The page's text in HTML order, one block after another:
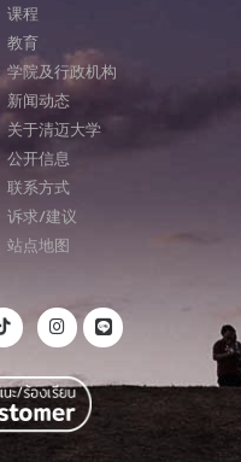
课程
教育
学院及行政机构
新闻动态
关于清迈大学
公开信息
联系方式
诉求/建议
站点地图